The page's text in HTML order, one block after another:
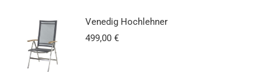
Venedig Hochlehner
499,00 €